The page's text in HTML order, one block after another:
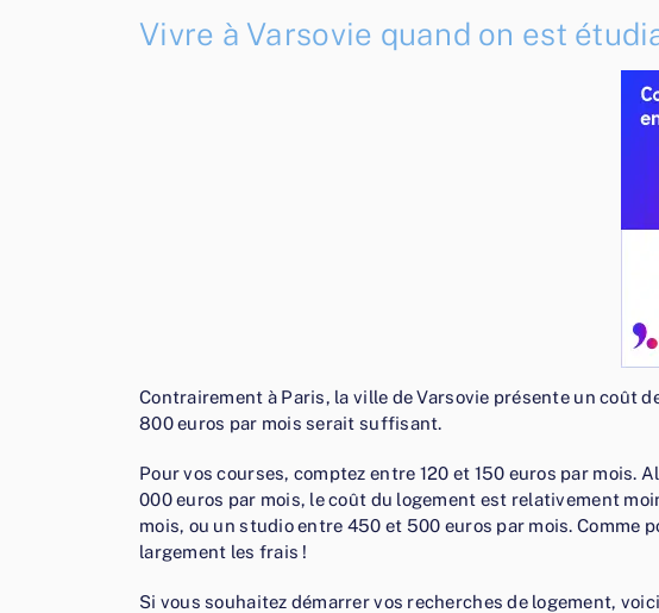
Vivre à Varsovie quand on est
Contrairement à Paris, la ville de Varsovie présente un coût
800 euros par mois serait suffisant.
Pour vos courses, comptez entre 120 et 150 euros par mois.
000 euros par mois, le coût du logement est relativement
mois, ou un studio entre 450 et 500 euros par mois. Comme
largement les frais !
Si vous souhaitez démarrer vos recherches de logement,